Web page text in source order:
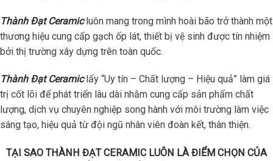
Thành Đạt Ceramicluôn mang trong mình hoài bão trở thành một
thương hiệu cung cấp gạch ốp lát, thiết bị vệ sinh được tín nhiệm
bởi thị trường xây dựng trên toàn quốc.
Thành Đạt Ceramiclấy “Uy tín – Chất lượng – Hiệu quả” làm giá
trị cốt lõi để phát triển lâu dài nhằm cung cấp sản phẩm chất
lượng, dịch vụ chuyên nghiệp song hành với môi trường làm việc
sáng tạo, hiệu quả từ đội ngũ nhân viên đoàn kết, thân thiện.
TẠI SAO THÀNH ĐẠT CERAMIC LUÔN LÀ ĐIỂM CHỌN CỦA